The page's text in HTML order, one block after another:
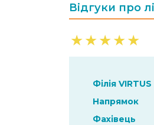
Відгуки про
★★★★★
Філія VIRTUS
Напрямок
Фахівець